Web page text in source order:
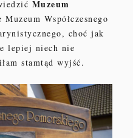
Muzeum
Współczesnego
choć jak
lepiej niech nie
stamtąd wyjść.